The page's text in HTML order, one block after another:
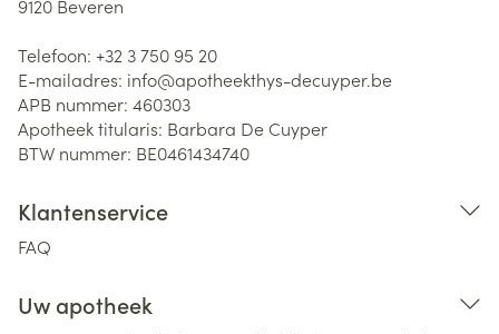
9120 Beveren
Telefoon: +32 3 750 95 20
E-mailadres: info@apotheekthys-decuyper.be
APB nummer: 460303
Apotheek titularis: Barbara De Cuyper
BTW nummer: BE0461434740
Klantenservice
FAQ
Uw apotheek